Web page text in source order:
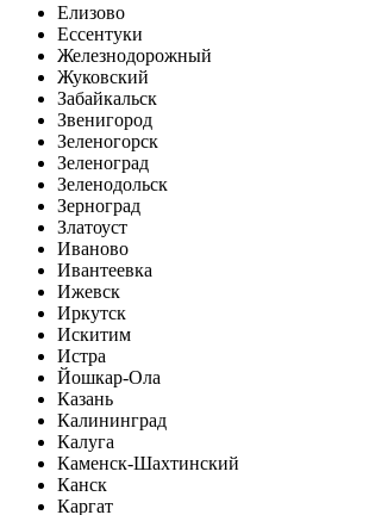
Елизово
Ессентуки
Железнодорожный
Жуковский
Забайкальск
Звенигород
Зеленогорск
Зеленоград
Зеленодольск
Зерноград
Златоуст
Иваново
Ивантеевка
Ижевск
Иркутск
Искитим
Истра
Йошкар-Ола
Казань
Калининград
Калуга
Каменск-Шахтинский
Канск
Каргат